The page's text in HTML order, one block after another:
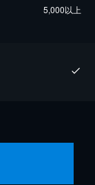
5,000以上